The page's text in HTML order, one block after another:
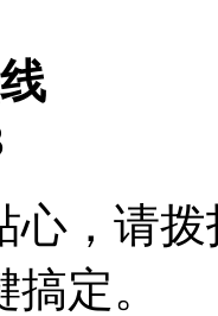
心，请
定。